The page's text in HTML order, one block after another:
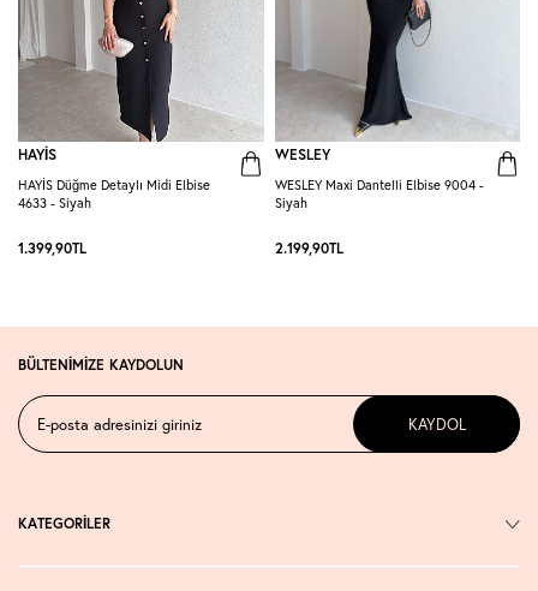
HAYİS
HAYİS Düğme Detaylı Midi Elbise
4633 - Siyah
1.399,90TL
WESLEY
WESLEY Maxi Dantelli Elbise 9004 -
Siyah
2.199,90TL
BÜLTENİMİZE KAYDOLUN
KAYDOL
KATEGORİLER